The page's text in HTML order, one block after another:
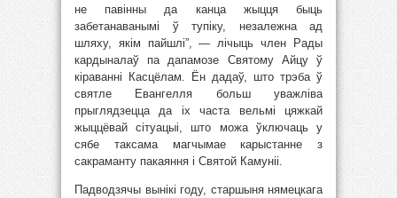
не павінны да канца жыцця быць
забетанаванымі ў тупіку, незалежна ад
шляху, якім пайшлі”, — лічыць член Рады
кардыналаў па дапамозе Святому Айцу ў
кіраванні Касцёлам. Ён дадаў, што трэба ў
святле Евангелля больш уважліва
прыглядзецца да іх часта вельмі цяжкай
жыццёвай сітуацыі, што можа ўключаць у
сябе таксама магчымае карыстанне з
сакраманту пакаяння і Святой Камуніі.
Падводзячы вынікі году, старшыня нямецкага